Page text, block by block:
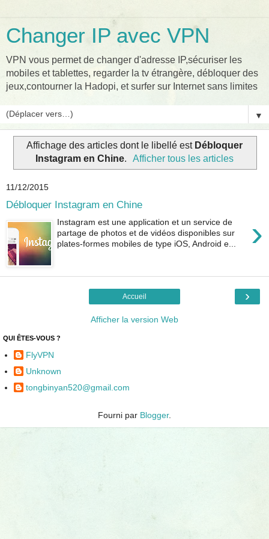
Changer IP avec VPN
VPN vous permet de changer d'adresse IP,sécuriser les
mobiles et tablettes, regarder la tv étrangère, débloquer des
jeux,contourner la Hadopi, et surfer sur Internet sans limites
▼
Affichage des articles dont le libellé est Débloquer
Instagram en Chine. Afficher tous les articles
11/12/2015
Débloquer Instagram en Chine
›
Instagram est une application et un service de
partage de photos et de vidéos disponibles sur
plates-formes mobiles de type iOS, Android e...
›
Accueil
Afficher la version Web
QUI ÊTES-VOUS ?
FlyVPN
Unknown
tongbinyan520@gmail.com
Fourni par Blogger.